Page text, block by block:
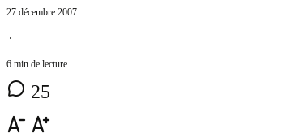
27 décembre 2007
⋅
6 min de lecture
25